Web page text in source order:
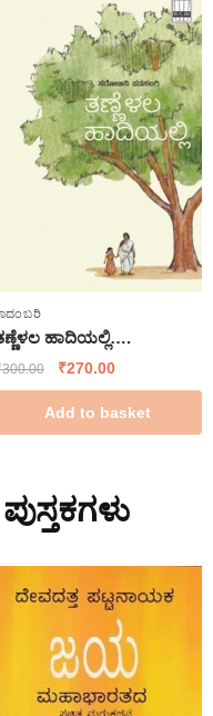
ಹಾದಿಯಲ್ಲಿ….
300.00 ₹270.00
Add to basket
ಪುಸ್ತಕಗಳು